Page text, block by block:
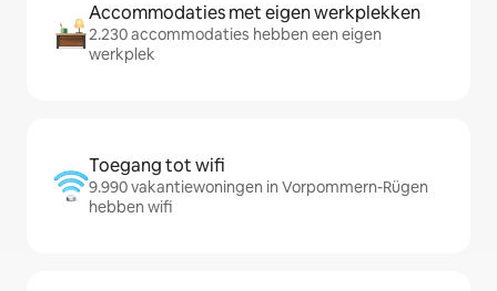
Accommodaties met eigen werkplekken
2.230 accommodaties hebben een eigen
werkplek
Toegang tot wifi
9.990 vakantiewoningen in Vorpommern-Rügen
hebben wifi